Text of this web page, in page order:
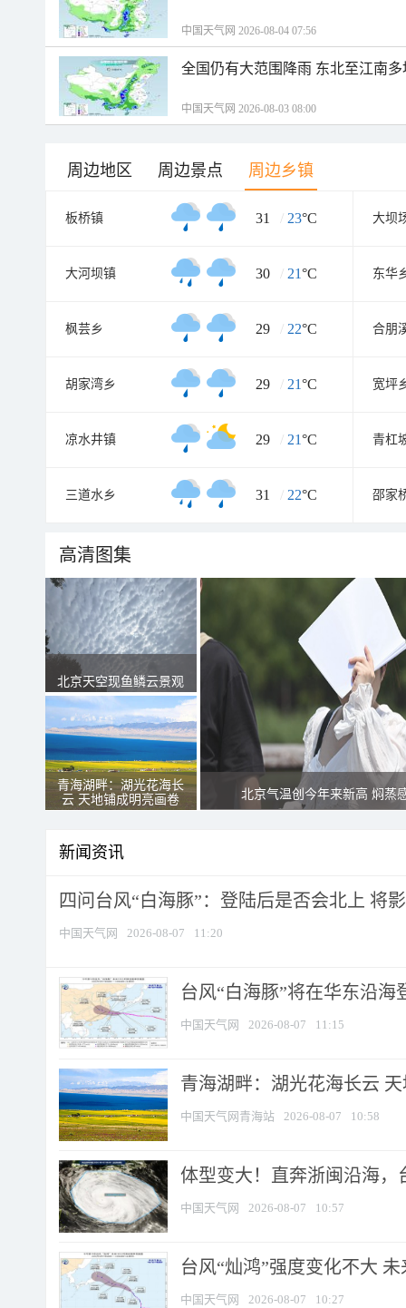
中国天气网 2026-08-04 07:56
全国仍有大范围降雨 东北至江南
中国天气网 2026-08-03 08:00
周边地区 周边景点 周边乡镇
板桥镇 31 / 23°C 大坝
大河坝镇 30 / 21°C 东华
枫芸乡 29 / 22°C 合朋
胡家湾乡 29 / 21°C 宽坪
凉水井镇 29 / 21°C 青杠
三道水乡 31 / 22°C 邵家
高清图集
北京天空现鱼鳞云景观
青海湖畔：湖光花海长
云 天地铺成明亮画卷
北京气温创今年来新高 焖蒸
新闻资讯
四问台风“白海豚”：登陆后是否会北上 将
中国天气网 2026-08-07 11:20
台风“白海豚”将在华东沿
中国天气网 2026-08-07 11:15
青海湖畔：湖光花海长云
中国天气网青海站 2026-08-07 10:58
体型变大！直奔浙闽沿海，
中国天气网 2026-08-07 10:57
台风“灿鸿”强度变化不大
中国天气网 2026-08-07 10:27